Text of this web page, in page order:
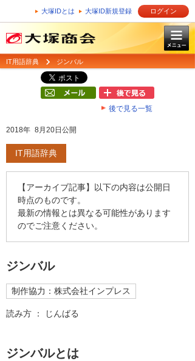
大塚IDとは 大塚ID新規登録 ログイン
IT用語辞典 ジンバル
後で見る一覧
2018年 8月20日公開
IT用語辞典
【アーカイブ記事】以下の内容は公開日
時点のものです。
最新の情報とは異なる可能性があります
のでご注意ください。
ジンバル
制作協力：株式会社インプレス
読み方 ： じんばる
ジンバルとは